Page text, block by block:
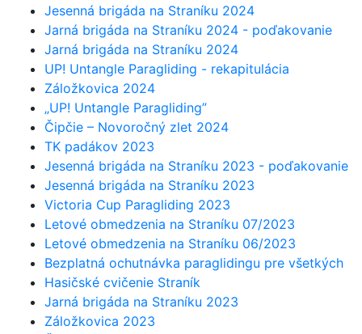
Jesenná brigáda na Straníku 2024
Jarná brigáda na Straníku 2024 - poďakovanie
Jarná brigáda na Straníku 2024
UP! Untangle Paragliding - rekapitulácia
Záložkovica 2024
„UP! Untangle Paragliding”
Čipčie – Novoročný zlet 2024
TK padákov 2023
Jesenná brigáda na Straníku 2023 - poďakovanie
Jesenná brigáda na Straníku 2023
Victoria Cup Paragliding 2023
Letové obmedzenia na Straníku 07/2023
Letové obmedzenia na Straníku 06/2023
Bezplatná ochutnávka paraglidingu pre všetkých
Hasičské cvičenie Straník
Jarná brigáda na Straníku 2023
Záložkovica 2023